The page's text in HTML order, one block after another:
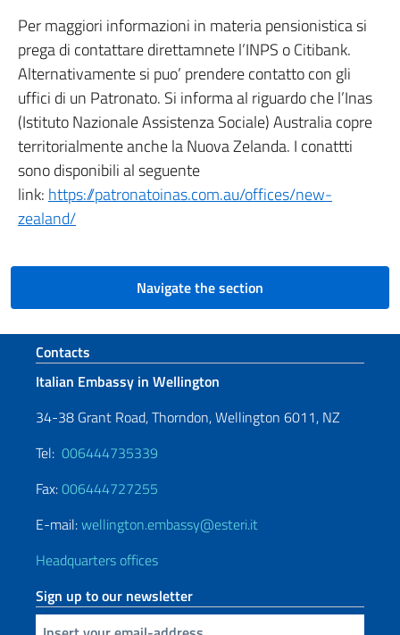
Per maggiori informazioni in materia pensionistica si
prega di contattare direttamnete l’INPS o Citibank.
Alternativamente si puo’ prendere contatto con gli
uffici di un Patronato. Si informa al riguardo che l’Inas
(Istituto Nazionale Assistenza Sociale) Australia copre
territorialmente anche la Nuova Zelanda. I conattti
sono disponibili al seguente
link: https://patronatoinas.com.au/offices/new-
zealand/
Navigate the section
Footer section
Contacts
Italian Embassy in Wellington
34-38 Grant Road, Thorndon, Wellington 6011, NZ
Tel: 006444735339
Fax:006444727255
E-mail:wellington.embassy@esteri.it
Headquarters offices
Sign up to our newsletter
Insert your email